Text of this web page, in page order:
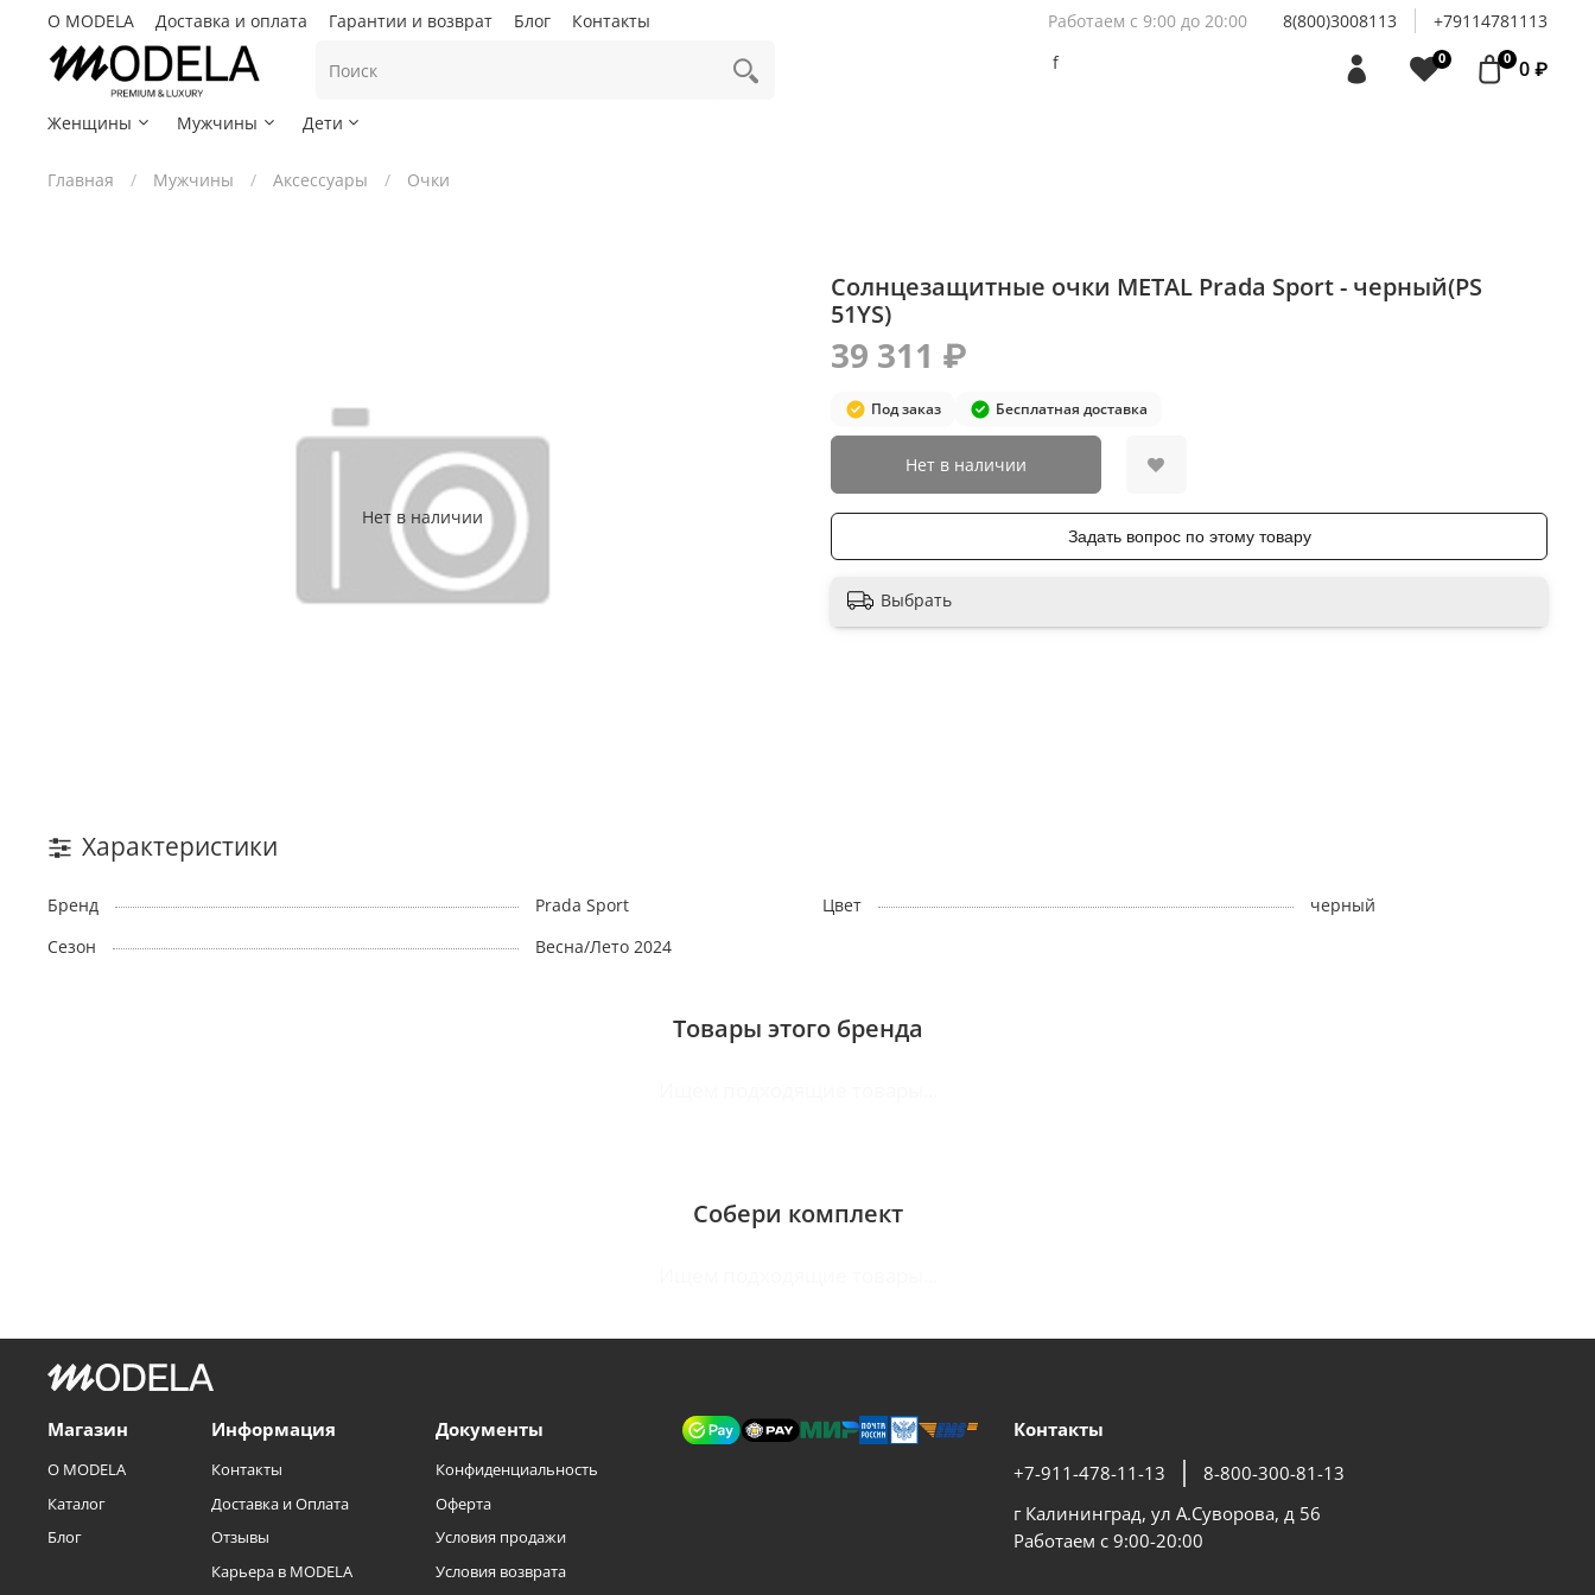
О MODELA Доставка и оплата Гарантии и возврат Блог Контакты Работаем с 9:00 до 20:00 8(800)3008113
+79114781113
f
0 0 0 ₽
Женщины Мужчины Дети
Главная Мужчины Аксессуары Очки
Нет в наличии
Солнцезащитные очки METAL Prada Sport - черный(PS
51YS)
Под заказ Бесплатная доставка
39 311 ₽
Нет в наличии
Задать вопрос по этому товару
Выбрать
Характеристики
Бренд Prada Sport Цвет
черный
Сезон
Весна/Лето 2024
Товары этого бренда
Собери комплект
Магазин
О MODELA
Каталог
Блог
Информация
Контакты
Доставка и Оплата
Отзывы
Карьера в MODELA
Документы
Конфиденциальность
Оферта
Условия продажи
Условия возврата
Контакты
+7-911-478-11-13
8-800-300-81-13
г Калининград, ул А.Суворова, д 56
Работаем с 9:00-20:00